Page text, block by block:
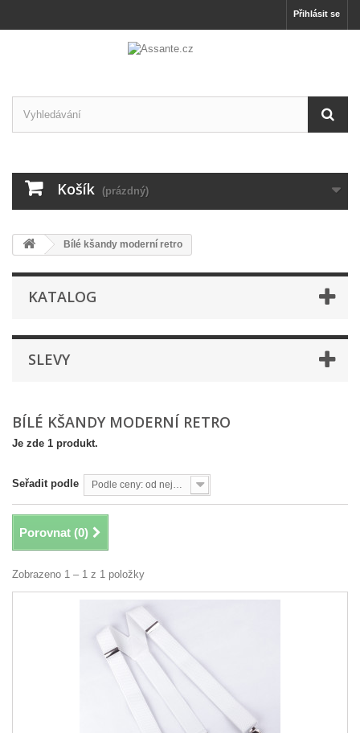
Přihlásit se
Košík (prázdný)
Bílé kšandy moderní retro
KATALOG
SLEVY
BÍLÉ KŠANDY MODERNÍ RETRO
Je zde 1 produkt.
Seřadit podle Podle ceny: od nejvyšší
Porovnat (0)
Zobrazeno 1 – 1 z 1 položky